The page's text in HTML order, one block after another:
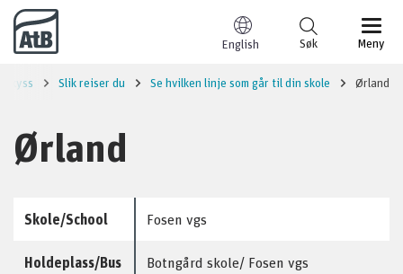
Til innhold
English Meny
Søk
Slik reiser du Se hvilken linje som går til din skole Ørland
Ørland
Skole/School Fosen vgs
Holdeplass/Bus
Botngård skole/ Fosen vgs